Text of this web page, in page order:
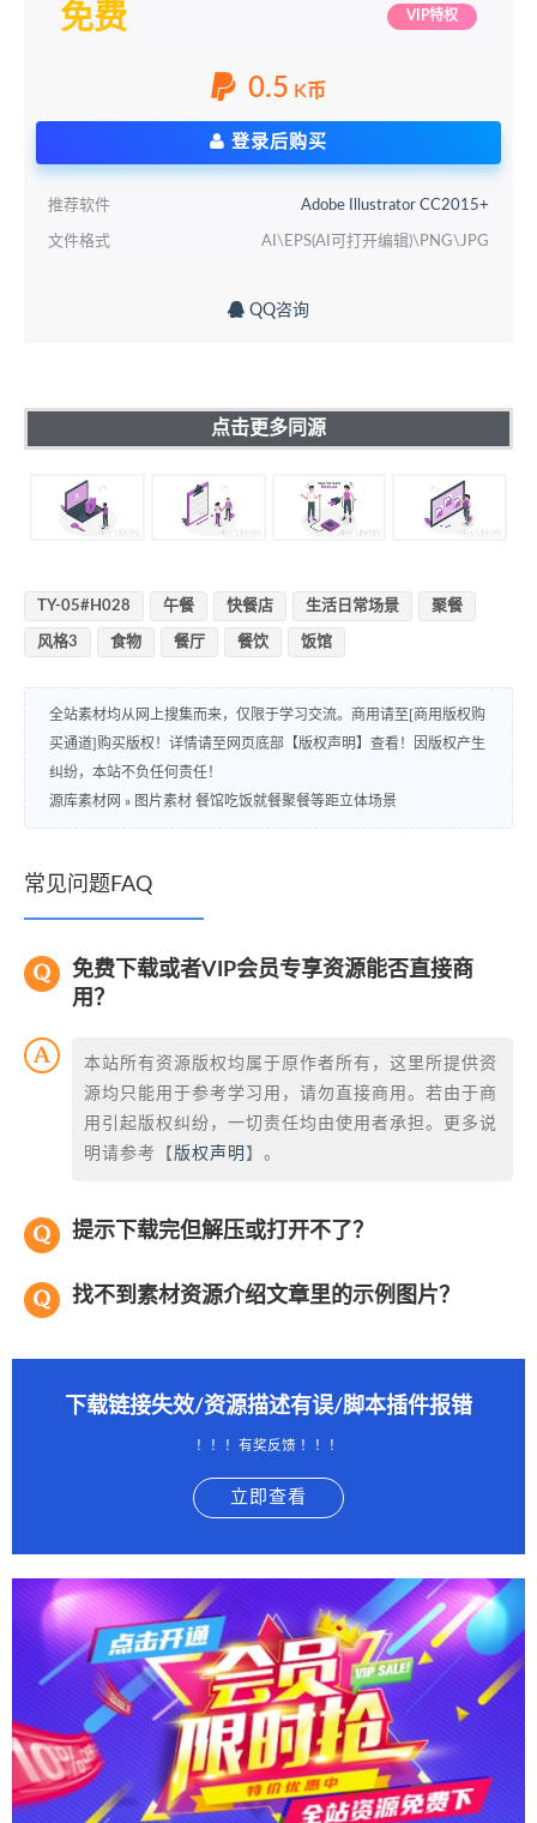
免费 VIP特权
0.5 K币
登录后购买
推荐软件 Adobe Illustrator CC2015+
文件格式 AI\EPS(AI可打开编辑)\PNG\JPG
QQ咨询
点击更多同源
TY-05#H028 午餐 快餐店 生活日常场景 聚餐
风格3 食物 餐厅 餐饮 饭馆
全站素材均从网上搜集而来，仅限于学习交流。商用请至[商用版权购
买通道]购买版权！详情请至网页底部【版权声明】查看！因版权产生
纠纷，本站不负任何责任！
源库素材网 » 图片素材 餐馆吃饭就餐聚餐等距立体场景
常见问题FAQ
免费下载或者VIP会员专享资源能否直接商
用？
本站所有资源版权均属于原作者所有，这里所提供资
源均只能用于参考学习用，请勿直接商用。若由于商
用引起版权纠纷，一切责任均由使用者承担。更多说
明请参考【 版权声明 】。
提示下载完但解压或打开不了？
找不到素材资源介绍文章里的示例图片？
下载链接失效/资源描述有误/脚本插件报错
！！！有奖反馈 ！！！
立即查看